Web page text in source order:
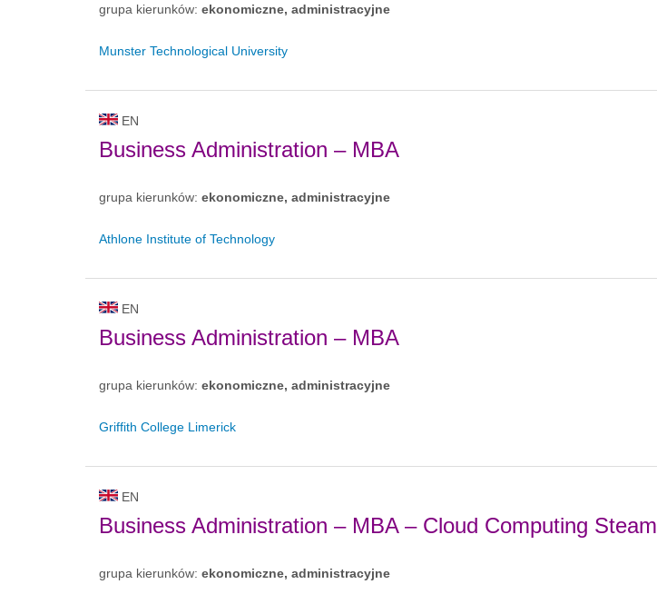
grupa kierunków: ekonomiczne, administracyjne
Munster Technological University
EN
Business Administration – MBA
grupa kierunków: ekonomiczne, administracyjne
Athlone Institute of Technology
EN
Business Administration – MBA
grupa kierunków: ekonomiczne, administracyjne
Griffith College Limerick
EN
Business Administration – MBA – Cloud Computing Steam
grupa kierunków: ekonomiczne, administracyjne